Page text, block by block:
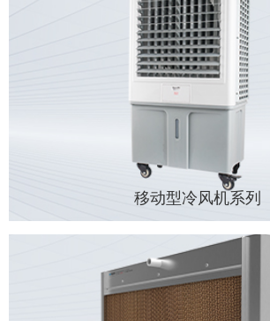
移动型冷风机系列